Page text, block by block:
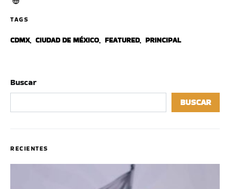
TAGS
CDMX, CIUDAD DE MÉXICO, FEATURED, PRINCIPAL
Buscar
BUSCAR
RECIENTES